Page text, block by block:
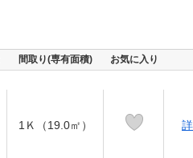
間取り(専有面積) お気に入り
1Ｋ（19.0㎡）